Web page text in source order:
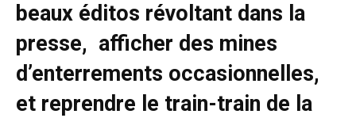
beaux éditos révoltant dans la
presse, afficher des mines
d’enterrements occasionnelles,
et reprendre le train-train de la